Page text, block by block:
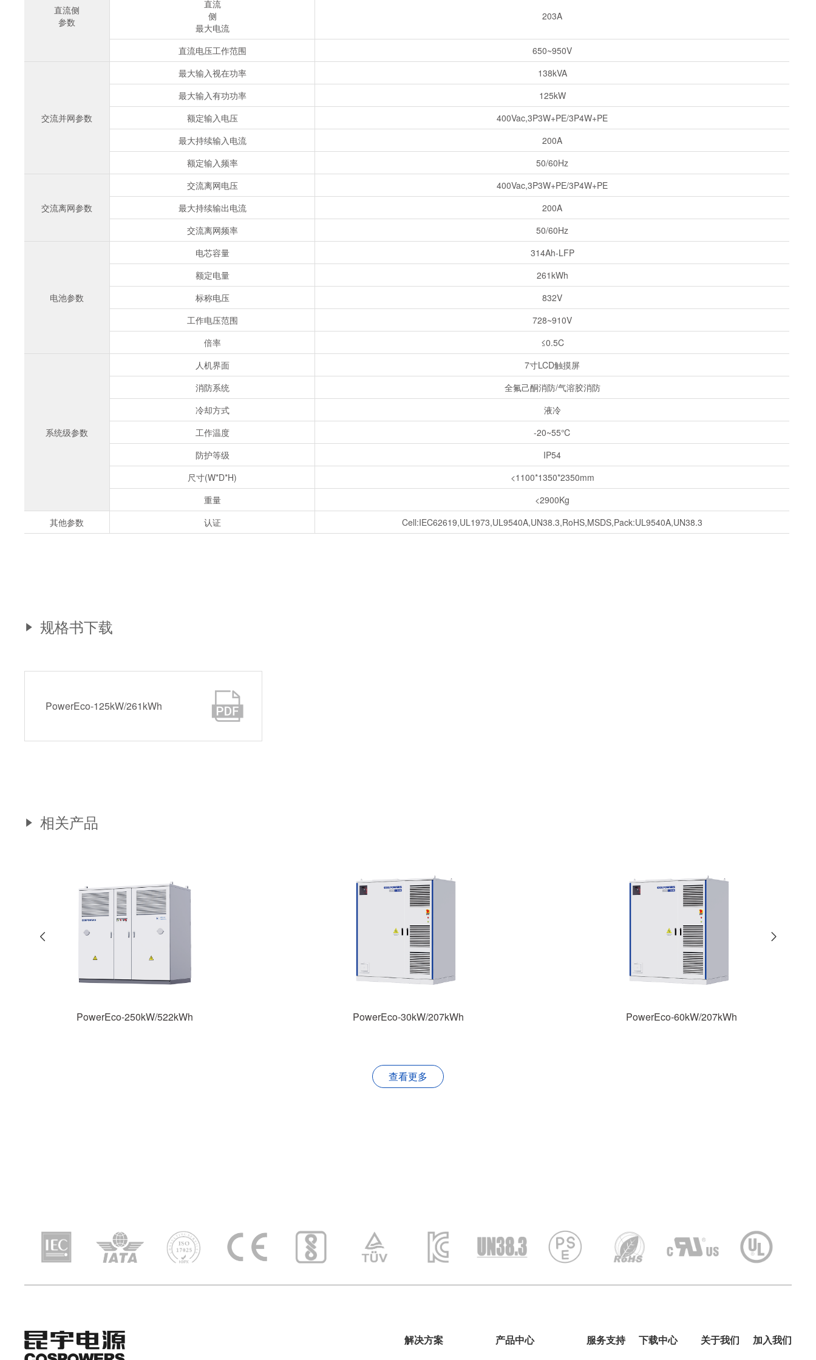
直流侧
参数
直流
侧
最大电流
203A
直流电压工作范围 650~950V
交流并网参数
最大输入视在功率
138kVA
最大输入有功功率
125kW
额定输入电压
400Vac,3P3W+PE/3P4W+PE
最大持续输入电流
200A
额定输入频率
50/60Hz
交流离网参数
交流离网电压
400Vac,3P3W+PE/3P4W+PE
最大持续输出电流
200A
交流离网频率
50/60Hz
电池参数
电芯容量
314Ah-LFP
额定电量
261kWh
标称电压
832V
工作电压范围
728~910V
倍率
≤0.5C
系统级参数
人机界面
7寸LCD触摸屏
消防系统
全氟己酮消防/气溶胶消防
冷却方式
液冷
工作温度
-20~55℃
防护等级
IP54
尺寸(W*D*H)
<1100*1350*2350mm
重量
<2900Kg
其他参数
认证 Cell:IEC62619,UL1973,UL9540A,UN38.3,RoHS,MSDS,Pack:UL9540A,UN38.3
规格书下载
PowerEco-125kW/261kWh
相关产品
PowerEco-30kW/207kWh PowerEco-60kW/207kWh PowerEco-50kW/100kWh
查看更多
解决方案 产品中心 服务支持 下载中心 关于我们 加入我们